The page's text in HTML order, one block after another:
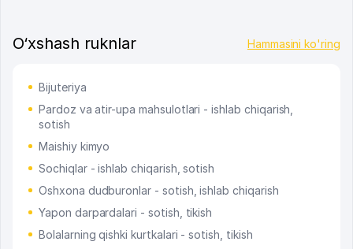
O‘xshash ruknlar Hammasini ko'ring
Bijuteriya
Pardoz va atir-upa mahsulotlari - ishlab chiqarish,
sotish
Maishiy kimyo
Sochiqlar - ishlab chiqarish, sotish
Oshxona dudburonlar - sotish, ishlab chiqarish
Yapon darpardalari - sotish, tikish
Bolalarning qishki kurtkalari - sotish, tikish